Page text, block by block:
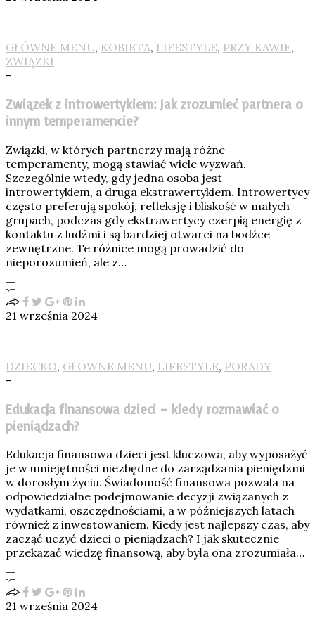
GŁÓWNE MENU, KOBIETA, LIFESTYLE, PRZY KAWIE,
ZWIĄZKI
-
Związek z introwertykiem: Jak zrozumieć partnera o
innym temperamencie?
Związki, w których partnerzy mają różne
temperamenty, mogą stawiać wiele wyzwań.
Szczególnie wtedy, gdy jedna osoba jest
introwertykiem, a druga ekstrawertykiem. Introwertycy
często preferują spokój, refleksję i bliskość w małych
grupach, podczas gdy ekstrawertycy czerpią energię z
kontaktu z ludźmi i są bardziej otwarci na bodźce
zewnętrzne. Te różnice mogą prowadzić do
nieporozumień, ale z…
21 września 2024
DZIECKO, GŁÓWNE MENU, LIFESTYLE, PORADY
-
Edukacja finansowa dzieci – kiedy rozmawiać o
pieniądzach?
Edukacja finansowa dzieci jest kluczowa, aby wyposażyć
je w umiejętności niezbędne do zarządzania pieniędzmi
w dorosłym życiu. Świadomość finansowa pozwala na
odpowiedzialne podejmowanie decyzji związanych z
wydatkami, oszczędnościami, a w późniejszych latach
również z inwestowaniem. Kiedy jest najlepszy czas, aby
zacząć uczyć dzieci o pieniądzach? I jak skutecznie
przekazać wiedzę finansową, aby była ona zrozumiała…
21 września 2024